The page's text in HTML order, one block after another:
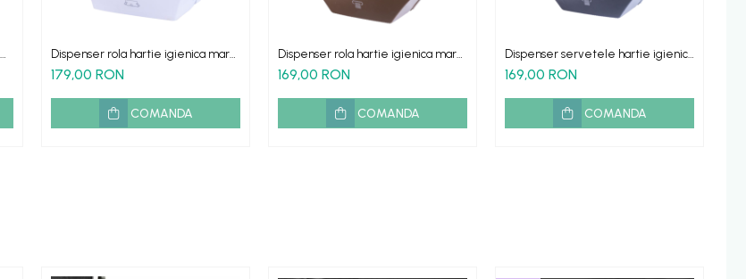
Dispenser rola hartie igienica mare
JUMBO culoare alba
179,00 RON
COMANDA
Dispenser rola hartie igienica mare
JUMBO auriu
169,00 RON
COMANDA
Dispenser servetele hartie igienica
rola mare JUMBO argintiu
169,00 RON
COMANDA